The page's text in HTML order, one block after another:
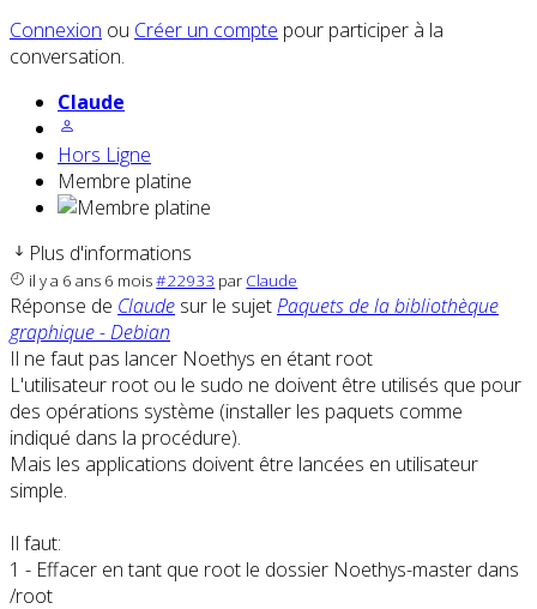
Connexion ou Créer un compte pour participer à la
conversation.
Claude
Hors Ligne
Membre platine
Plus d'informations
il y a 6 ans 6 mois#22933 par Claude
Réponse de Claude sur le sujetPaquets de la bibliothèque
graphique - Debian
Il ne faut pas lancer Noethys en étant root
L'utilisateur root ou le sudo ne doivent être utilisés que pour
des opérations système (installer les paquets comme
indiqué dans la procédure).
Mais les applications doivent être lancées en utilisateur
simple.
Il faut:
1 - Effacer en tant que root le dossier Noethys-master dans
/root